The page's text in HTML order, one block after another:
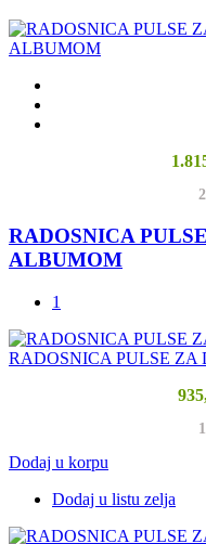
RADOSNICA
ALBUMOM
1
RADOSNICA PULSE ZA
Dodaj u korpu
Dodaj u listu zelja